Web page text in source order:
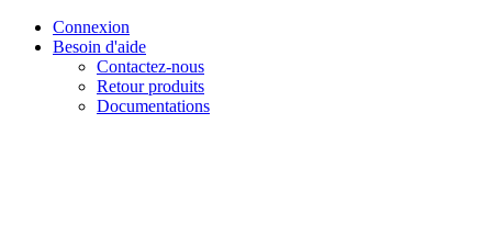
Connexion
Besoin d'aide
Contactez-nous
Retour produits
Documentations